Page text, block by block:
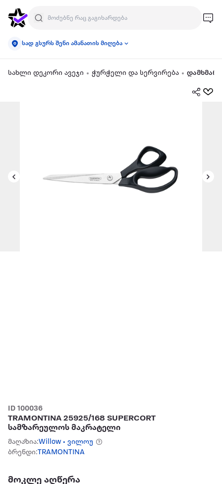
სად გსურს შენი ამანათის მიღება
სახლი დეკორი ავეჯი ჭურჭელი და სერვირება
ID 100036
TRAMONTINA 25925/168 SUPERCORT
სამზარეულოს მაკრატელი
მაღაზია:Willow • ვილოუ
ბრენდი:TRAMONTINA
მოკლე აღწერა